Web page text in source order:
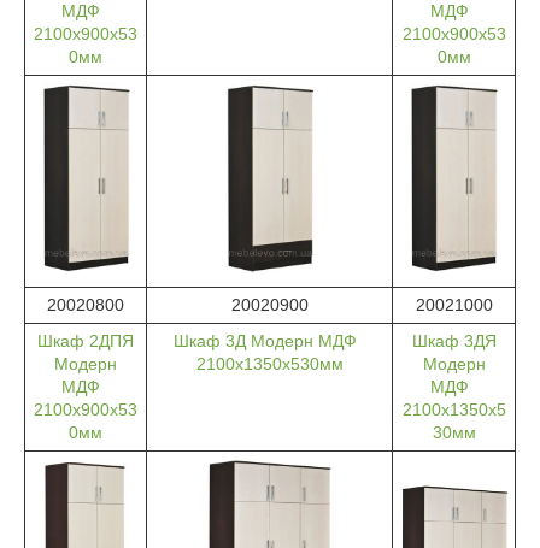
МДФ
2100х900х53
0мм
МДФ
2100х900х53
0мм
20020800 20020900
20021000
Шкаф 2ДПЯ
Модерн
МДФ
2100х900х53
0мм
Шкаф 3Д Модерн МДФ
2100х1350х530мм
Шкаф 3ДЯ
Модерн
МДФ
2100х1350х5
30мм